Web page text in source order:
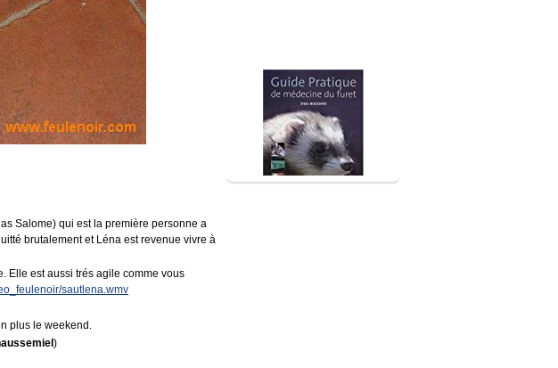
Salome) qui est la première personne a
brutalement et Léna est revenue vivre à
Elle est aussi trés agile comme vous
sautlena.wmv
plus le weekend.
)